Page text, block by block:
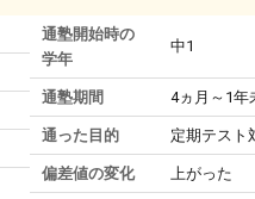
通塾開始時の
学年
中1
通塾期間 4ヵ月～1年
通った目的 定期テスト
偏差値の変化 上がった